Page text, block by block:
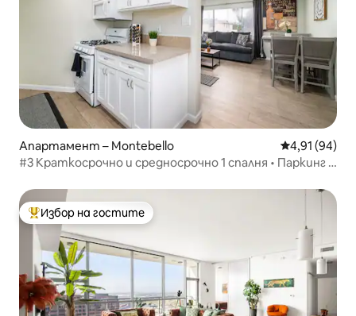
Апартамент – Montebello Средна
4,91 (94)
#3 Краткосрочно и средносрочно 1 спалня • Паркинг •
Най-популярен избор на гостите
Избор на гостите